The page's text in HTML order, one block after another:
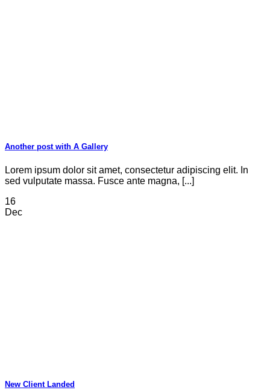
Another post with A Gallery
Lorem ipsum dolor sit amet, consectetur adipiscing elit. In
sed vulputate massa. Fusce ante magna, [...]
16
Dec
New Client Landed